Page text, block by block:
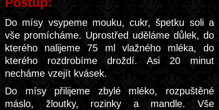
Do mísy vsypeme mouku, cukr, špetku soli a
vše promícháme. Uprostřed uděláme důlek, do
kterého nalijeme 75 ml vlažného mléka, do
kterého rozdrobíme droždí. Asi 20 minut
necháme vzejít kvásek.
Do mísy přilijeme zbylé mléko, rozpuštěné
máslo, žloutky, rozinky a mandle. Vše